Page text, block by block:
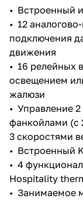
• Встроенный
• 12
подключения
движения
• 16 релейных
освещением
жалюзи
• Управление
фанкойлами (с
3 скоростями
• Встроенный
• 4
Hospitality
• Занимаемое